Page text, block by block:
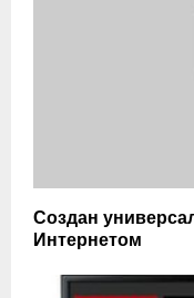
Создан
Интернетом